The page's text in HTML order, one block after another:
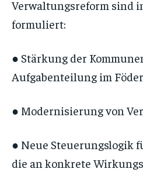
Verwaltungsreform sind
formuliert:
● Stärkung der
Aufgabenteilung im
● Modernisierung von
● Neue Steuerungslogik
die an konkrete